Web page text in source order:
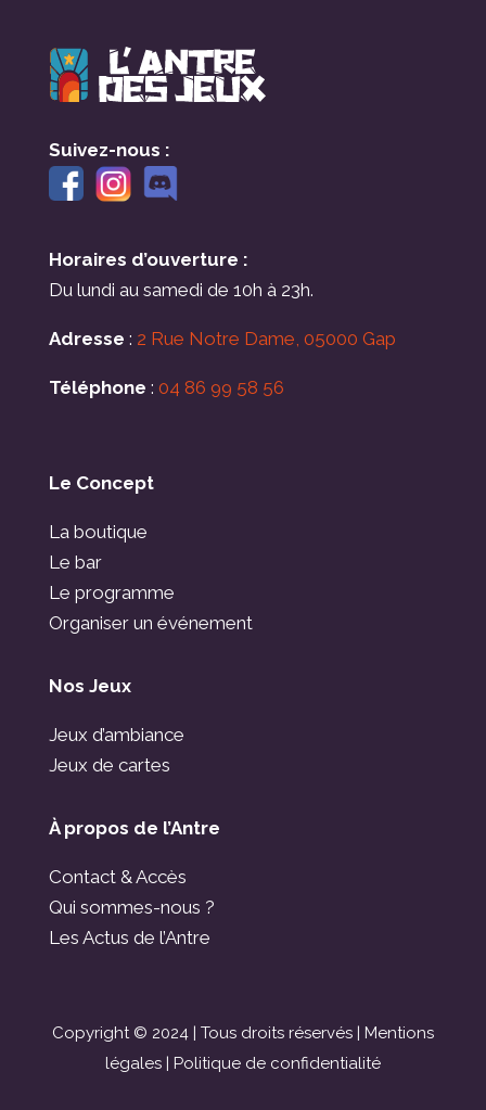
Suivez-nous :
Horaires d’ouverture :
Du lundi au samedi de 10h à 23h.
Adresse : 2 Rue Notre Dame, 05000 Gap
Téléphone : 04 86 99 58 56
Le Concept
La boutique
Le bar
Le programme
Organiser un événement
Nos Jeux
Jeux d’ambiance
Jeux de cartes
À propos de l’Antre
Contact & Accès
Qui sommes-nous ?
Les Actus de l’Antre
Copyright © 2024 | Tous droits réservés | Mentions
légales| Politique de confidentialité